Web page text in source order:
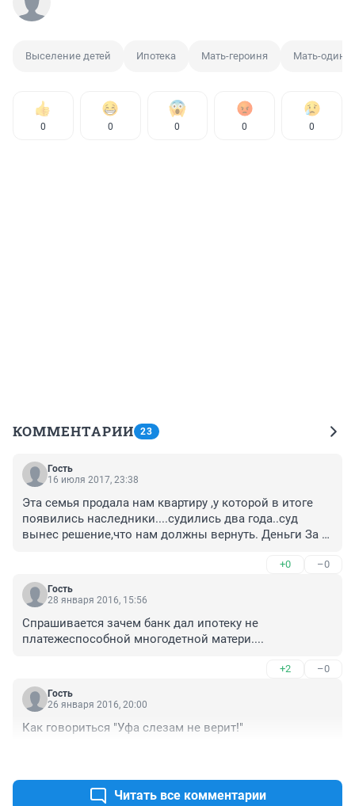
Выселение детей Ипотека Мать-героиня Мать-
0 0 0 0 0
КОММЕНТАРИИ 23
Гость
16 июля 2017, 23:38
Эта семья продала нам квартиру ,у которой в итоге
появились наследники....судились два года..суд
вынес решение,что нам должны вернуть. Деньги За
+0 –0
Гость
28 января 2016, 15:56
Спрашивается зачем банк дал ипотеку не
платежеспособной многодетной матери....
+2 –0
Гость
26 января 2016, 20:00
Как говориться "Уфа слезам не верит!"
Читать все комментарии